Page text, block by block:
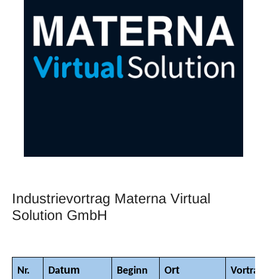
Industrievortrag Materna Virtual
Solution GmbH
Nr. Datum Beginn Ort